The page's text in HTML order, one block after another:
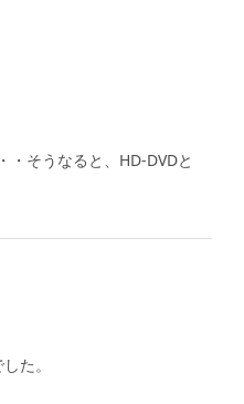
そうなると、HD-DVDと
た。